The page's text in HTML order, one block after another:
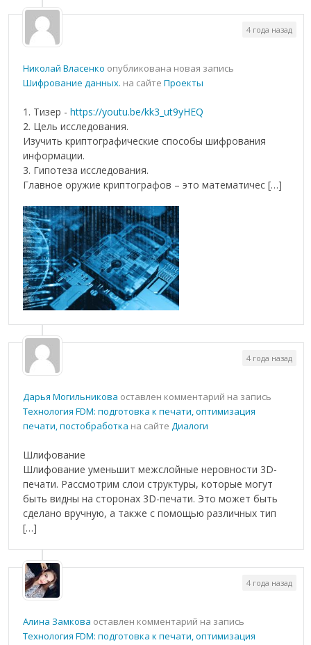
Николай Власенко опубликована новая запись
Шифрование данных. на сайте Проекты
4 года назад
1. Тизер - https://youtu.be/kk3_ut9yHEQ
2. Цель исследования.
Изучить криптографические способы шифрования
информации.
3. Гипотеза исследования.
Главное оружие криптографов – это математичес […]
Дарья Могильникова оставлен комментарий на запись
Технология FDM: подготовка к печати, оптимизация
печати, постобработка на сайте Диалоги
4 года назад
Шлифование
Шлифование уменьшит межслойные неровности 3D-
печати. Рассмотрим слои структуры, которые могут
быть видны на сторонах 3D-печати. Это может быть
сделано вручную, а также с помощью различных тип
[…]
Алина Замкова оставлен комментарий на запись
Технология FDM: подготовка к печати, оптимизация
4 года назад